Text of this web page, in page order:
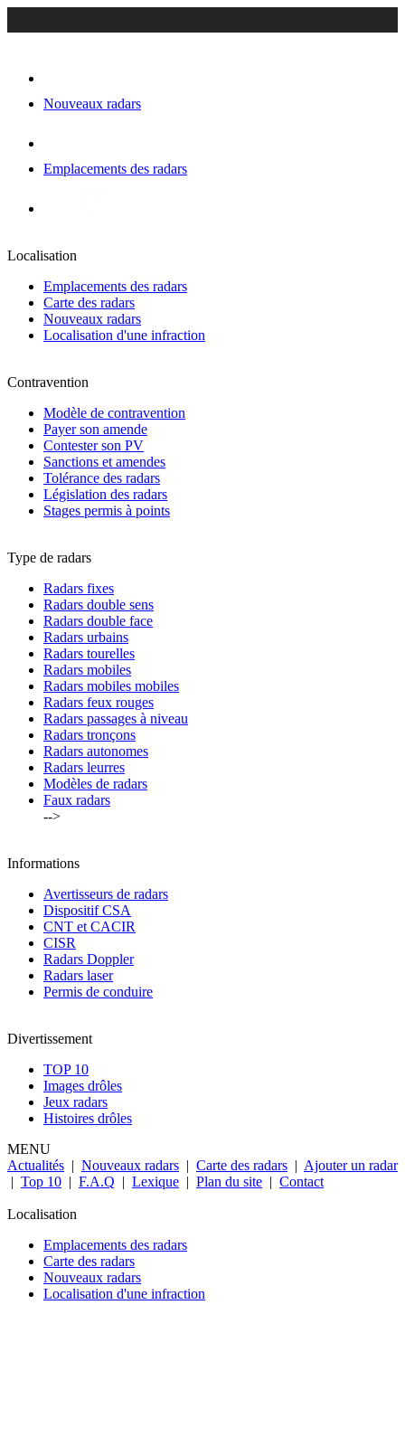
Nouveaux radars
Emplacements des radars
Localisation
Emplacements des radars
Carte des radars
Nouveaux radars
Localisation d'une infraction
Contravention
Modèle de contravention
Payer son amende
Contester son PV
Sanctions et amendes
Tolérance des radars
Législation des radars
Stages permis à points
Type de radars
Radars fixes
Radars double sens
Radars double face
Radars urbains
Radars tourelles
Radars mobiles
Radars mobiles mobiles
Radars feux rouges
Radars passages à niveau
Radars tronçons
Radars autonomes
Radars leurres
Modèles de radars
Faux radars
-->
Informations
Avertisseurs de radars
Dispositif CSA
CNT et CACIR
CISR
Radars Doppler
Radars laser
Permis de conduire
Divertissement
TOP 10
Images drôles
Jeux radars
Histoires drôles
MENU
Actualités | Nouveaux radars | Carte des radars | Ajouter un radar
| Top 10 | F.A.Q | Lexique | Plan du site | Contact
Localisation
Emplacements des radars
Carte des radars
Nouveaux radars
Localisation d'une infraction